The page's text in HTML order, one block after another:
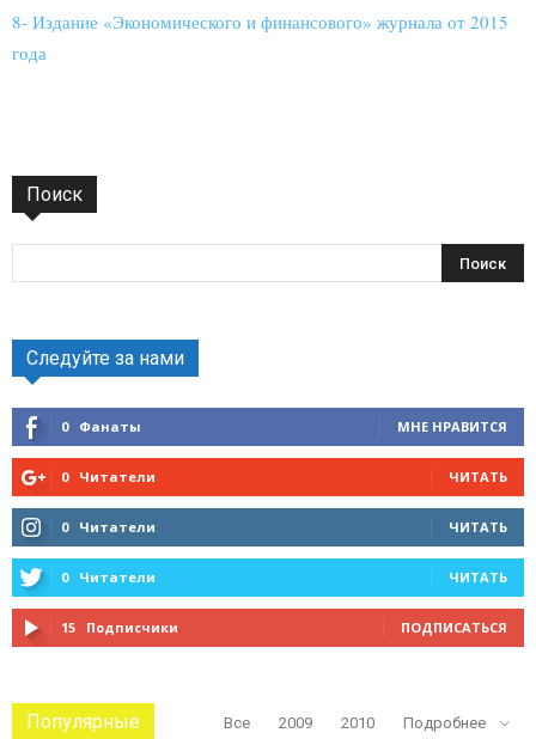
8- Издание «Экономического и финансового» журнала от 2015
года
Поиск
Следуйте за нами
0 Фанаты МНЕ НРАВИТСЯ
0 Читатели ЧИТАТЬ
0 Читатели ЧИТАТЬ
0 Читатели ЧИТАТЬ
15 Подписчики ПОДПИСАТЬСЯ
Популярные Все 2009 2010 Подробнее